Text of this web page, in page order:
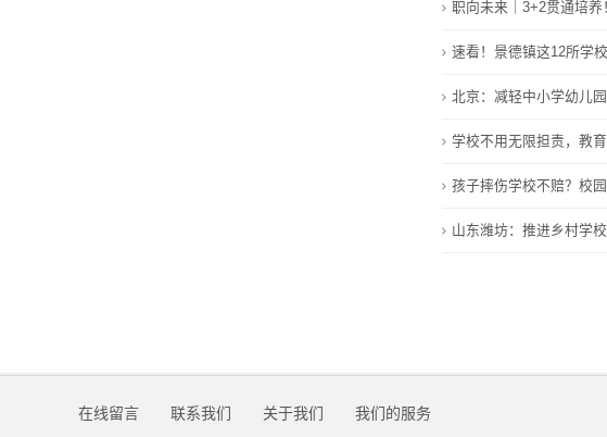
职向未来｜3+2贯通培
速看！景德镇这12所学
北京：减轻中小学幼儿
学校不用无限担责，教
孩子摔伤学校不赔？校
山东潍坊：推进乡村学
在线留言 联系我们 关于我们 我们的服务